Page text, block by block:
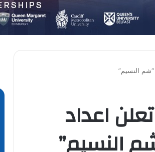
“شم النسيم”
اعداد
النسيم”